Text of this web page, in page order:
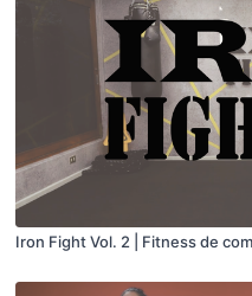
Iron Fight Vol. 2 | Fitness de